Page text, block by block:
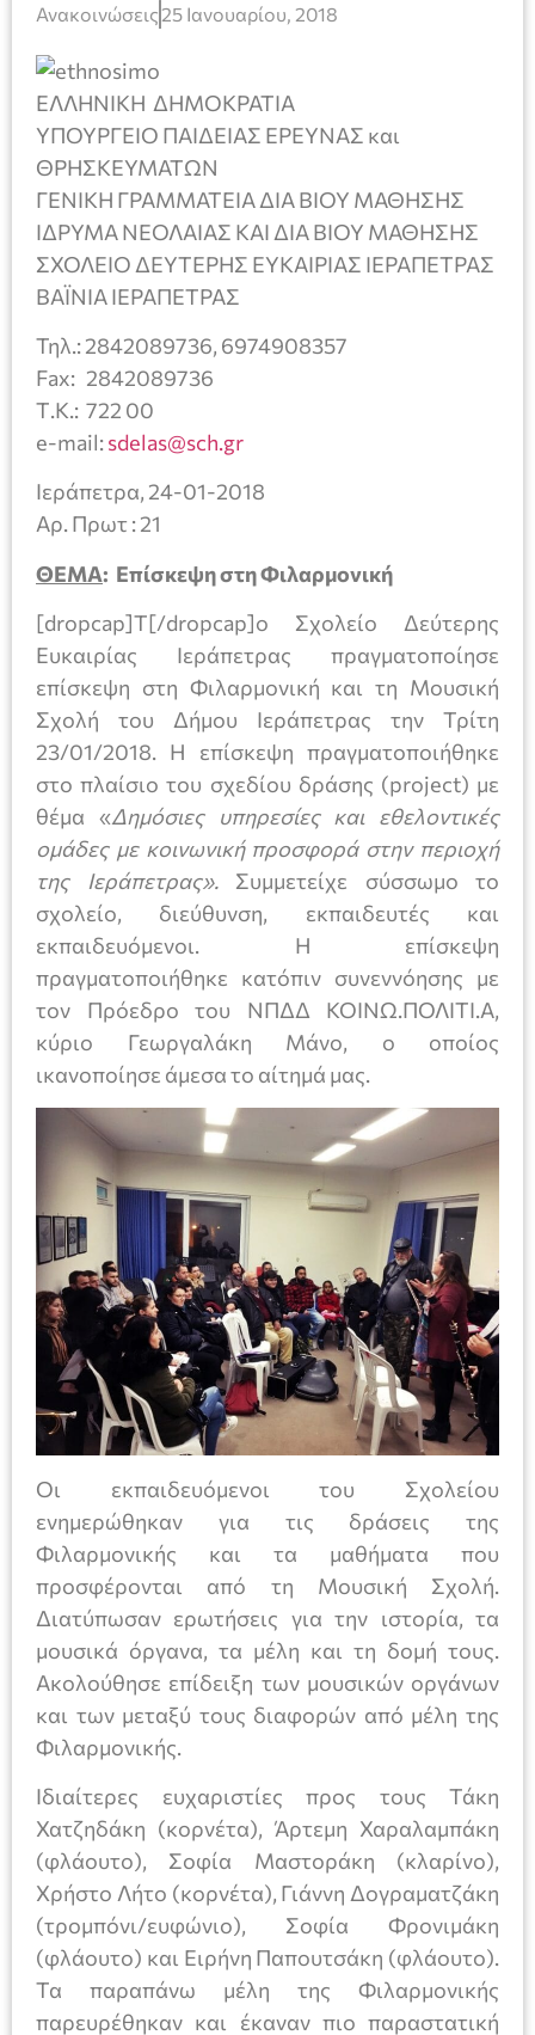
Ανακοινώσεις 25 Ιανουαρίου, 2018
ΕΛΛΗΝΙΚΗ ΔΗΜΟΚΡΑΤΙΑ
ΥΠΟΥΡΓΕΙΟ ΠΑΙΔΕΙΑΣ ΕΡΕΥΝΑΣ και
ΘΡΗΣΚΕΥΜΑΤΩΝ
ΓΕΝΙΚΗ ΓΡΑΜΜΑΤΕΙΑ ΔΙΑ ΒΙΟΥ ΜΑΘΗΣΗΣ
ΙΔΡΥΜΑ ΝΕΟΛΑΙΑΣ ΚΑΙ ΔΙΑ ΒΙΟΥ ΜΑΘΗΣΗΣ
ΣΧΟΛΕΙΟ ΔΕΥΤΕΡΗΣ ΕΥΚΑΙΡΙΑΣ ΙΕΡΑΠΕΤΡΑΣ
ΒΑΪΝΙΑ ΙΕΡΑΠΕΤΡΑΣ
Τηλ.: 2842089736, 6974908357
Fax: 2842089736
Τ.Κ.: 722 00
e-mail:sdelas@sch.gr
Ιεράπετρα, 24-01-2018
Αρ. Πρωτ : 21
ΘΕΜΑ: Επίσκεψη στη Φιλαρμονική
[dropcap]Τ[/dropcap]ο Σχολείο Δεύτερης
Ευκαιρίας Ιεράπετρας πραγματοποίησε
επίσκεψη στη Φιλαρμονική και τη Μουσική
Σχολή του Δήμου Ιεράπετρας την Τρίτη
23/01/2018. Η επίσκεψη πραγματοποιήθηκε
στο πλαίσιο του σχεδίου δράσης (project) με
θέμα «Δημόσιες υπηρεσίες και εθελοντικές
ομάδες με κοινωνική προσφορά στην περιοχή
της Ιεράπετρας».Συμμετείχε σύσσωμο το
σχολείο, διεύθυνση, εκπαιδευτές και
εκπαιδευόμενοι. Η επίσκεψη
πραγματοποιήθηκε κατόπιν συνεννόησης με
τον Πρόεδρο του ΝΠΔΔ ΚΟΙΝΩ.ΠΟΛΙΤΙ.Α,
κύριο Γεωργαλάκη Μάνο, ο οποίος
ικανοποίησε άμεσα το αίτημά μας.
Οι εκπαιδευόμενοι του Σχολείου
ενημερώθηκαν για τις δράσεις της
Φιλαρμονικής και τα μαθήματα που
προσφέρονται από τη Μουσική Σχολή.
Διατύπωσαν ερωτήσεις για την ιστορία, τα
μουσικά όργανα, τα μέλη και τη δομή τους.
Ακολούθησε επίδειξη των μουσικών οργάνων
και των μεταξύ τους διαφορών από μέλη της
Φιλαρμονικής.
Ιδιαίτερες ευχαριστίες προς τους Τάκη
Χατζηδάκη (κορνέτα), Άρτεμη Χαραλαμπάκη
(φλάουτο), Σοφία Μαστοράκη (κλαρίνο),
Χρήστο Λήτο (κορνέτα), Γιάννη Δογραματζάκη
(τρομπόνι/ευφώνιο), Σοφία Φρονιμάκη
(φλάουτο) και Ειρήνη Παπουτσάκη (φλάουτο).
Τα παραπάνω μέλη της Φιλαρμονικής
παρευρέθηκαν και έκαναν πιο παραστατική